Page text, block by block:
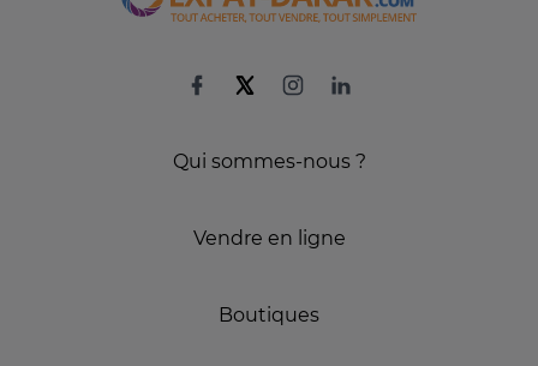
Qui sommes-nous ?
Vendre en ligne
Boutiques